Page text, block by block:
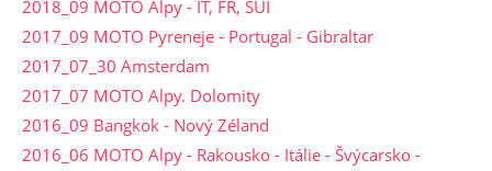
2018_09 MOTO Alpy - IT, FR, SUI
2017_09 MOTO Pyreneje - Portugal - Gibraltar
2017_07_30 Amsterdam
2017_07 MOTO Alpy. Dolomity
2016_09 Bangkok - Nový Zéland
2016_06 MOTO Alpy - Rakousko - Itálie - Švýcarsko -